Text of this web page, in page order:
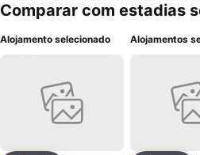
Comparar com estadias
Alojamento selecionado Alojamentos